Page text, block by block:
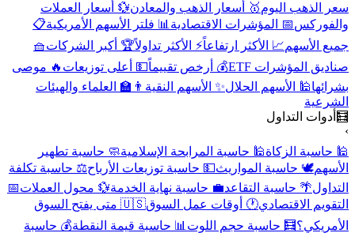
سعر الذهب اليوم🥇 أسعار الذهب والمعادن💱 أسعار العملات
والفوركس📅 المؤشرات الاقتصادية 📊 فلتر الأسهم الأمريكية📋
جميع الأسهم📈 الأكثر ارتفاعاً⚡ الأكثر تداولاً🏆 أكبر الشركات🧺
صناديق المؤشرات ETF
💰 أرخص تقييماً💵 أعلى توزيعات 🔥 موصى
بشرائها🕌 الأسهم الحلال✨ الأسهم النقية 👨‍🏫 العلماء والهيئات
الشرعية
🧮 أدوات التداول
›
🕌 حاسبة الزكاة🕌 حاسبة المرابحة الإسلامية🧼 حاسبة تطهير
الأسهم🕊️ حاسبة المواريث💵 حاسبة توزيعات الأرباح⚖️ حاسبة تكلفة
التداول🌴 حاسبة التقاعد💼 حاسبة نهاية الخدمة💱 محول العملات📅
التقويم الاقتصادي🕐 أوقات عمل السوق
🇺🇸 متى يفتح السوق
الأمريكي؟🧮 حاسبة حجم اللوت 📊 حاسبة قيمة النقطة💰 حاسبة